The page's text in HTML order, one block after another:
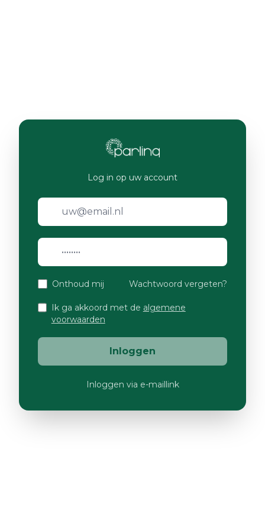
Log in op uw account
Onthoud mij Wachtwoord vergeten?
Ik ga akkoord met de algemene
voorwaarden
Inloggen
Inloggen via e-maillink